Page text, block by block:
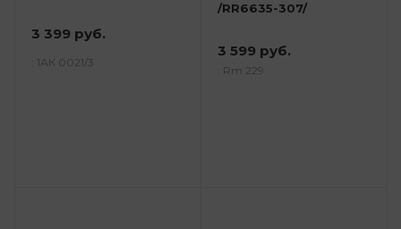
3 399 руб.
: 1АК 0021/3
/RR6635-307/
3 599 руб.
: Rm 229